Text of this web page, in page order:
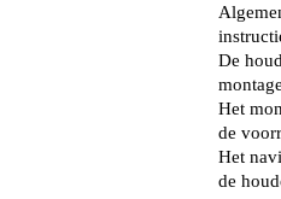
De
Het
de
Het
de